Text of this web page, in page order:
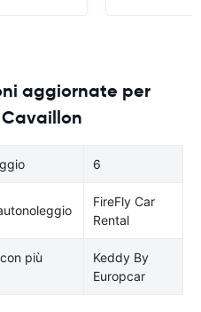
aggiornate per
6
FireFly Car
Rental
più
Keddy By
Europcar